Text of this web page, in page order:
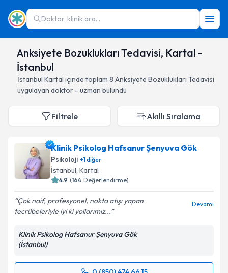
Doktor, klinik ara...
Anksiyete Bozuklukları Tedavisi, Kartal -
İstanbul
İstanbul Kartal içinde toplam 8 Anksiyete Bozuklukları Tedavisi
uygulayan doktor - uzman bulundu
Filtrele Akıllı Sıralama
Klinik Psikolog Hafsanur Şenyuva Gök
Psikoloji +1diğer
İstanbul, Kartal
4.9 (164 Değerlendirme)
Çok naif, profesyonel, nokta atışı yapan
tecrübeleriyle iyi ki yollarımız...
Devamı
Klinik Psikolog Hafsanur Şenyuva Gök
(İstanbul)